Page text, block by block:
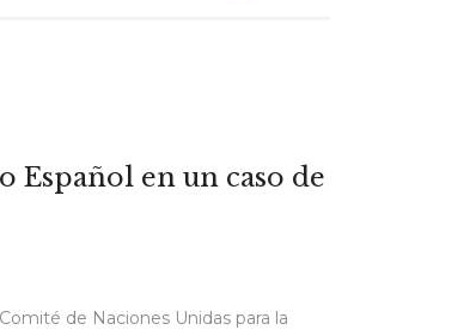
Español en un caso de
de Naciones Unidas para la